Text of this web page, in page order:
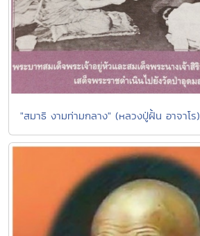
"สมาธิ งามท่ามกลาง" (หลวงปู่ฝั้น อาจาโร)